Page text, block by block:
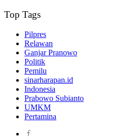
Top Tags
Pilpres
Relawan
Ganjar Pranowo
Politik
Pemilu
sinarharapan.id
Indonesia
Prabowo Subianto
UMKM
Pertamina